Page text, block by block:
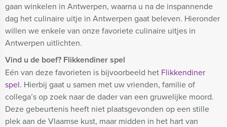
gaan winkelen in Antwerpen, waarna u na de inspannende
dag het culinaire uitje in Antwerpen gaat beleven. Hieronder
willen we enkele van onze favoriete culinaire uitjes in
Antwerpen uitlichten.
Vind u de boef? Flikkendiner spel
Eén van deze favorieten is bijvoorbeeld het Flikkendiner
spel. Hierbij gaat u samen met uw vrienden, familie of
collega’s op zoek naar de dader van een gruwelijke moord.
Deze gebeurtenis heeft niet plaatsgevonden op een stille
plek aan de Vlaamse kust, maar midden in het hart van